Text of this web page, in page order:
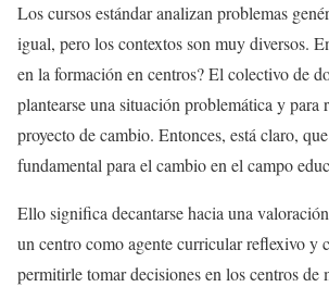
Los cursos estándar analizan problemas
igual, pero los contextos son muy diversos.
en la formación en centros? El colectivo de
plantearse una situación problemática y para
proyecto de cambio. Entonces, está claro,
fundamental para el cambio en el campo
Ello significa decantarse hacia una
un centro como agente curricular reflexivo y
permitirle tomar decisiones en los centros de